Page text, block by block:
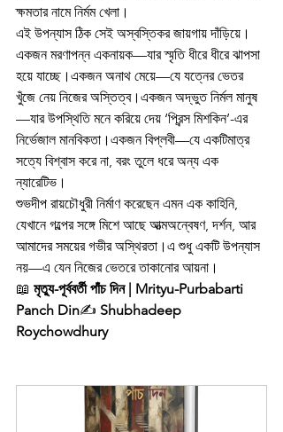
ক্ষমতার নামে নির্মম খেলা।
এই উপন্যাস ঠিক সেই অস্বস্তিকর জায়গায় দাঁড়িয়ে।
একজন মরণাপন্ন একনায়ক—যার স্মৃতি ধীরে ধীরে ঝাপসা
হয়ে যাচ্ছে।একজন অনাথ মেয়ে—যে যত্নের ভেতর
খুঁজে নেয় নিজের অস্তিত্ব।একজন অদ্ভুত নির্মল মানুষ
—যার উপস্থিতি মনে করিয়ে দেয় ‘প্রিন্স মিশকিন’-এর
নির্ভেজাল মানবিকতা।একজন বিপ্লবী—যে একটিমাত্র
সত্যে বিশ্বাস করে না, বরং তুলে ধরে অন্য এক
ন্যারেটিভ।
শুভদীপ রায়চৌধুরী নির্মাণ করেছেন এমন এক কাহিনি,
যেখানে গল্পের সঙ্গে মিশে আছে আত্মঅন্বেষণ, দর্শন, আর
আমাদের সময়ের গভীর অস্থিরতা।এ শুধু একটি উপন্যাস
নয়—এ যেন নিজের ভেতরে তাকানোর আয়না।
📖 মৃত্যু-পূর্ববর্তী পাঁচ দিন | Mrityu-Purbabarti
Panch Din✍️ Shubhadeep
Roychowdhury